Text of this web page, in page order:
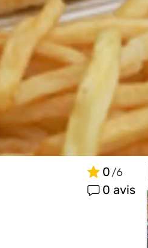
0
0 avis